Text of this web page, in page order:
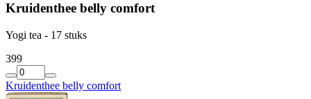
Kruidenthee belly comfort
Yogi tea - 17 stuks
399
Kruidenthee belly comfort